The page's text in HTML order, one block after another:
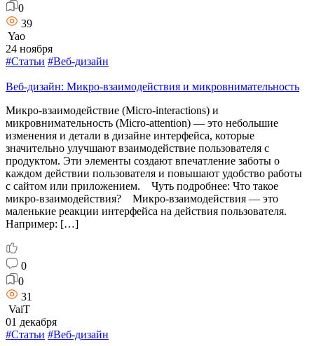
0
39
Yao
24 ноября
#Статьи #Веб-дизайн
Веб-дизайн: Микро-взаимодействия и микровнимательность
Микро-взаимодействие (Micro-interactions) и
микровнимательность (Micro-attention) — это небольшие
изменения и детали в дизайне интерфейса, которые
значительно улучшают взаимодействие пользователя с
продуктом. Эти элементы создают впечатление заботы о
каждом действии пользователя и повышают удобство работы
с сайтом или приложением. Чуть подробнее: Что такое
микро-взаимодействия? Микро-взаимодействия — это
маленькие реакции интерфейса на действия пользователя.
Например: […]
0
0
31
VaiT
01 декабря
#Статьи #Веб-дизайн